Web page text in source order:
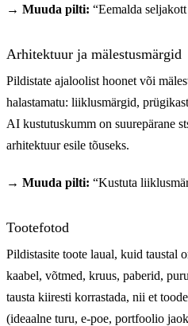
→ Muuda pilti: “Eemalda
Arhitektuur ja mälestusmärgid
Pildistate ajaloolist hoonet või
halastamatu: liiklusmärgid,
AI kustutuskumm on suurepärane
arhitektuur esile tõuseks.
→ Muuda pilti: “Kustuta
Tootefotod
Pildistasite toote laual, kuid taustal
kaabel, võtmed, kruus, paberid,
tausta kiiresti korrastada, nii et
(ideaalne turu, e-poe, portfoolio